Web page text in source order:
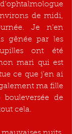
de midi,
Je n’en
gênée par les
ont été
mari qui est
ce que j’en ai
ma fille
de
cela.